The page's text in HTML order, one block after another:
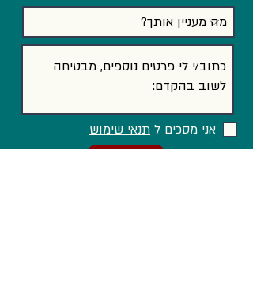
אני מסכים ל תנאי שימוש
שלח/י